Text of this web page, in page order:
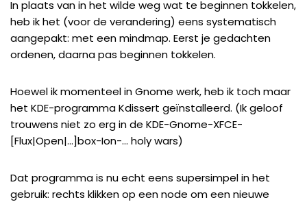
In plaats van in het wilde weg wat te beginnen tokkelen,
heb ik het (voor de verandering) eens systematisch
aangepakt: met een mindmap. Eerst je gedachten
ordenen, daarna pas beginnen tokkelen.
Hoewel ik momenteel in Gnome werk, heb ik toch maar
het KDE-programma Kdissert geïnstalleerd. (Ik geloof
trouwens niet zo erg in de KDE-Gnome-XFCE-
[Flux|Open|…]box-Ion-… holy wars)
Dat programma is nu echt eens supersimpel in het
gebruik: rechts klikken op een node om een nieuwe